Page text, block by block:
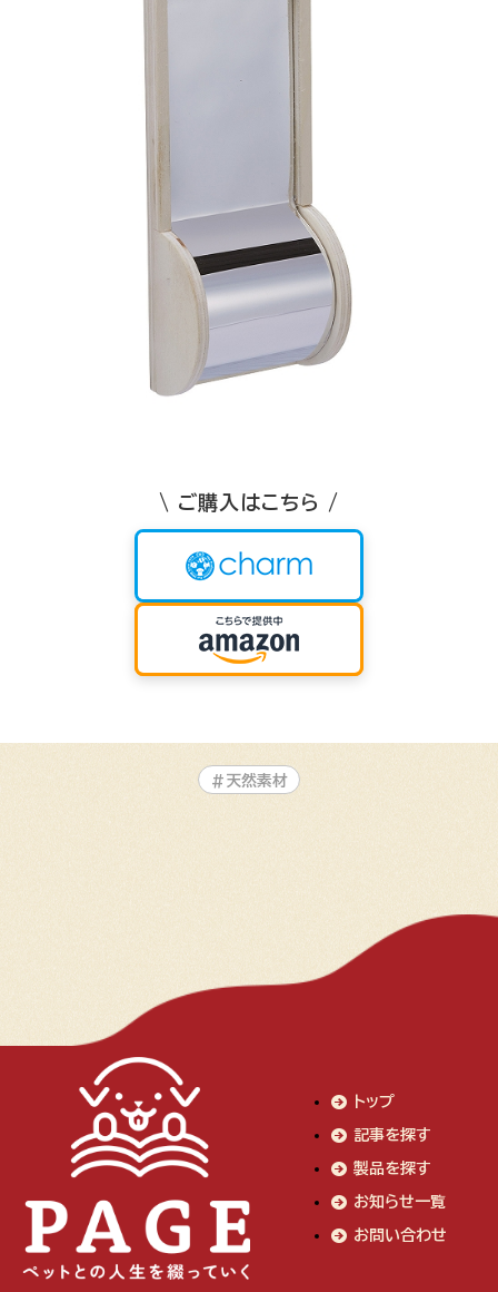
\ ご購入はこちら /
#天然素材
トップ
記事を探す
製品を探す
お知らせ一覧
お問い合わせ